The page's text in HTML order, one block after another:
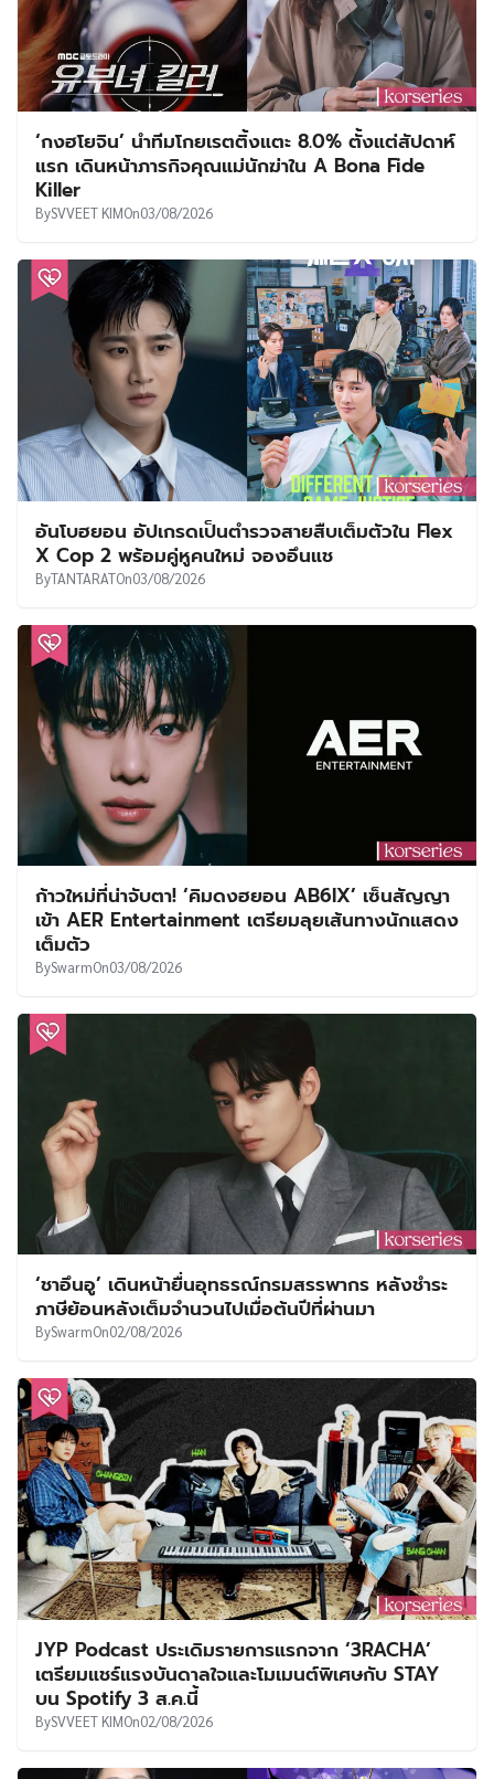
‘กงฮโยจิน’ นำทีมโกยเรตติ้งแตะ 8.0% ตั้งแต่สัปดาห์
แรก เดินหน้าภารกิจคุณแม่นักฆ่าใน A Bona Fide
Killer
BySVVEET KIMOn03/08/2026
อันโบฮยอน อัปเกรดเป็นตำรวจสายสืบเต็มตัวใน Flex
X Cop 2 พร้อมคู่หูคนใหม่ จองอึนแช
ByTANTARATOn03/08/2026
ก้าวใหม่ที่น่าจับตา! ‘คิมดงฮยอน AB6IX’ เซ็นสัญญา
เข้า AER Entertainment เตรียมลุยเส้นทางนักแสดง
เต็มตัว
BySwarmOn03/08/2026
‘ชาอึนอู’ เดินหน้ายื่นอุทธรณ์กรมสรรพากร หลังชำระ
ภาษีย้อนหลังเต็มจำนวนไปเมื่อต้นปีที่ผ่านมา
BySwarmOn02/08/2026
JYP Podcast ประเดิมรายการแรกจาก ‘3RACHA’
เตรียมแชร์แรงบันดาลใจและโมเมนต์พิเศษกับ STAY
บน Spotify 3 ส.ค.นี้
BySVVEET KIMOn02/08/2026